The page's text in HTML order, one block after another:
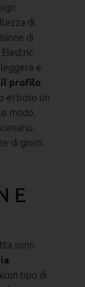
di
di
e
profilo
erboso un
modo,
di gioco.
E
sono
tipo di